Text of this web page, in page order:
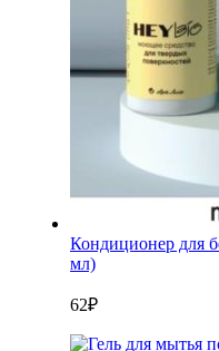
Кондиционер для
мл)
62₽